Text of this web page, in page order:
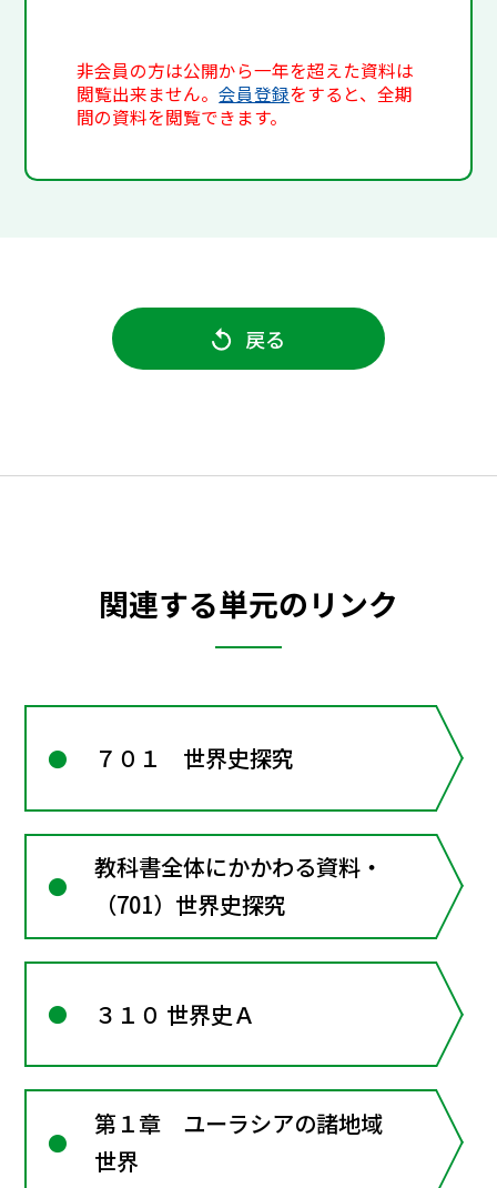
非会員の方は公開から一年を超えた資料は
閲覧出来ません。会員登録をすると、全期
間の資料を閲覧できます。
戻る
関連する単元のリンク
７０１ 世界史探究
教科書全体にかかわる資料・
（701）世界史探究
３１０ 世界史Ａ
第１章 ユーラシアの諸地域
世界